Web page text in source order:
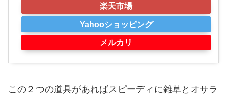
楽天市場
Yahooショッピング
メルカリ
この２つの道具があればスピーディに雑草とオサラ